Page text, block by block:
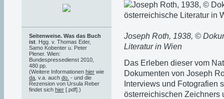
Joseph Roth, 1938, ©
Literatur in Wien
Das Erleben dieser vom
Dokumenten von Joseph
Interviews und Fotografien
österreichischen Zeichners
Seitenweise. Was das Buch
ist . Hgg. v. Thomas Eder,
Samo Kobenter u. Peter
Plener. Wien:
Bundespressedienst 2010,
480 pp.
(Weitere Informationen hier wie
da , v.a. auch do. - und die
Rezension von Ursula Reber
findet sich hier [.pdf].)